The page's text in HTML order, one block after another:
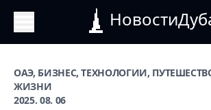
ОАЭ, БИЗНЕС, ТЕХНОЛОГИИ,
ЖИЗНИ
2025. 08. 06